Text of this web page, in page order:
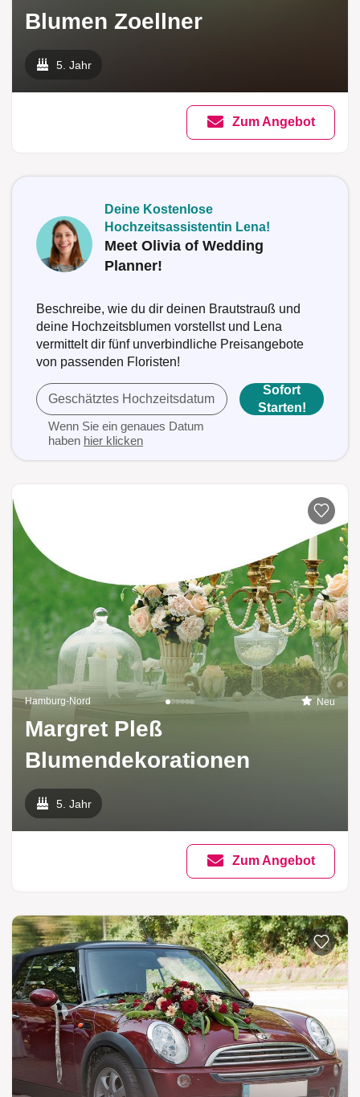
Blumen Zoellner
5. Jahr
Zum Angebot
Deine Kostenlose
Hochzeitsassistentin Lena!
Meet Olivia of Wedding
Planner!
Beschreibe, wie du dir deinen Brautstrauß und
deine Hochzeitsblumen vorstellst und Lena
vermittelt dir fünf unverbindliche Preisangebote
von passenden Floristen!
Geschätztes Hochzeitsdatum
Wenn Sie ein genaues Datum
haben hier klicken
Sofort
Starten!
Hamburg-Nord Neu
Margret Pleß
Blumendekorationen
5. Jahr
Zum Angebot